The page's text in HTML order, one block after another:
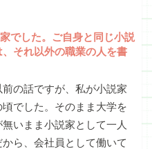
でした。ご自身と同じ小説
それ以外の職業の人を書
の話ですが、私が小説家
でした。そのまま大学を
いまま小説家として一人
ら、会社員として働いて